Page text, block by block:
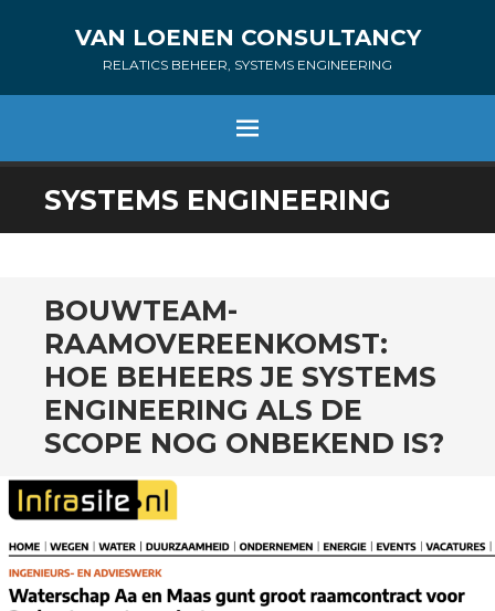
VAN LOENEN CONSULTANCY
RELATICS BEHEER, SYSTEMS ENGINEERING
MENU
SPRING
NAAR
SYSTEMS ENGINEERING
BOUWTEAM-
RAAMOVEREENKOMST:
HOE BEHEERS JE SYSTEMS
ENGINEERING ALS DE
SCOPE NOG ONBEKEND IS?